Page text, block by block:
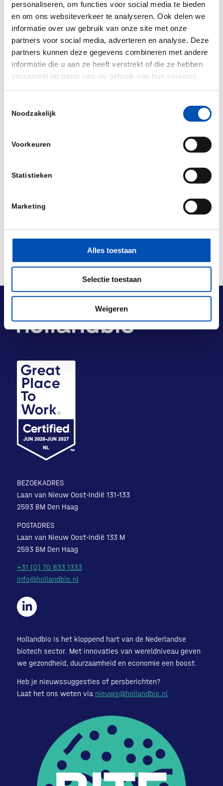
personaliseren, om functies voor social media te bieden
en om ons websiteverkeer te analyseren. Ook delen we
informatie over uw gebruik van onze site met onze
partners voor social media, adverteren en analyse. Deze
partners kunnen deze gegevens combineren met andere
informatie die u aan ze heeft verstrekt of die ze hebben
verzameld op basis van uw gebruik van hun services.
Noodzakelijk
Voorkeuren
Statistieken
Marketing
Alles toestaan
Selectie toestaan
Weigeren
samenwerkingsverbanden en
stimuleringsprogramma’s binnen de life sciences
sector. Kortom: een waardige winnaar van de
Roland Lageveen Award. We hopen dat we nog
lang van zijn support en ervaring mogen
profiteren, aldus jury van de Roland Lageveen
Award.
Eerdere winnaars van de award zijn Nettie
BEZOEKADRES
Laan van Nieuw Oost-Indië 131-133
2593 BM Den Haag
POSTADRES
Laan van Nieuw Oost-Indië 133 M
2593 BM Den Haag
+31 (0) 70 833 1333
info@hollandbio.nl
Hollandbio is het kloppend hart van de Nederlandse
biotech sector. Met innovaties van wereldniveau geven
we gezondheid, duurzaamheid en economie een boost.
Heb je nieuwssuggesties of persberichten?
Laat het ons weten via nieuws@hollandbio.nl